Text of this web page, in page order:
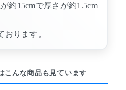
約15cmで厚さが約1.5cm
おります。
こんな商品も見ています